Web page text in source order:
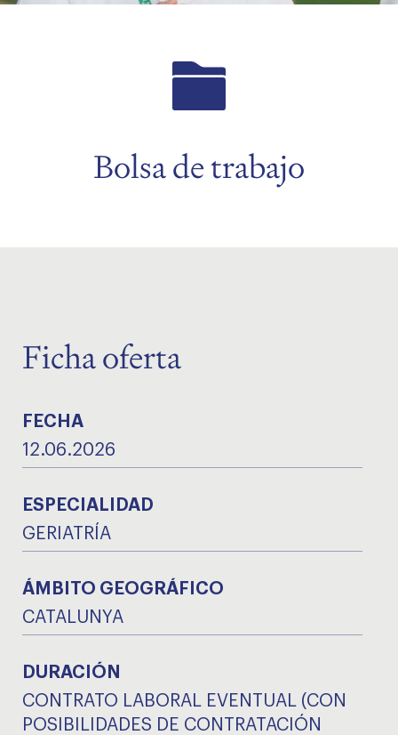
Bolsa de trabajo
Ficha oferta
FECHA
12.06.2026
ESPECIALIDAD
GERIATRÍA
ÁMBITO GEOGRÁFICO
CATALUNYA
DURACIÓN
CONTRATO LABORAL EVENTUAL (CON
POSIBILIDADES DE CONTRATACIÓN